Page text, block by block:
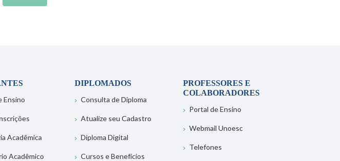
Ensino
Acadêmica
Acadêmico
DIPLOMADOS
Consulta de Diploma
Atualize seu Cadastro
Diploma Digital
Cursos e Benefícios
PROFESSORES E
COLABORADORES
Portal de Ensino
Webmail Unoesc
Telefones